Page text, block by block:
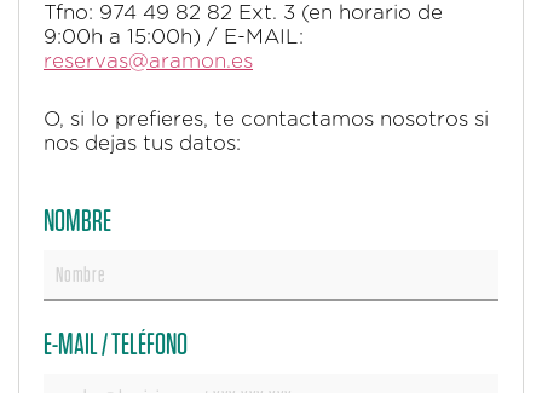
Tfno: 974 49 82 82 Ext. 3 (en horario de
9:00h a 15:00h) / E-MAIL:
reservas@aramon.es
O, si lo prefieres, te contactamos nosotros si
nos dejas tus datos:
NOMBRE
E-MAIL / TELÉFONO